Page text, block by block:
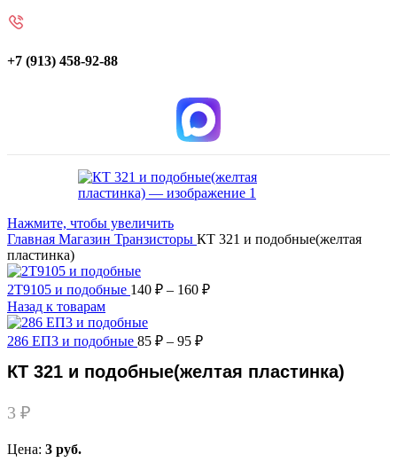
+7 (913) 458-92-88
Нажмите, чтобы увеличить
Главная Магазин Транзисторы КТ 321 и подобные(желтая
пластинка)
2Т9105 и подобные 140 ₽ – 160 ₽
Назад к товарам
286 ЕП3 и подобные 85 ₽ – 95 ₽
КТ 321 и подобные(желтая пластинка)
3 ₽
Цена: 3 руб.